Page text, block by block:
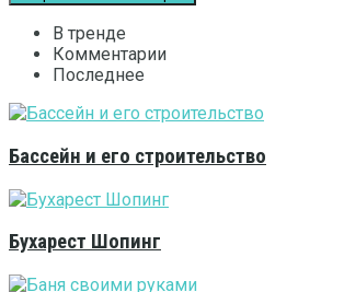
В тренде
Комментарии
Последнее
Бассейн и его строительство
Бухарест Шопинг